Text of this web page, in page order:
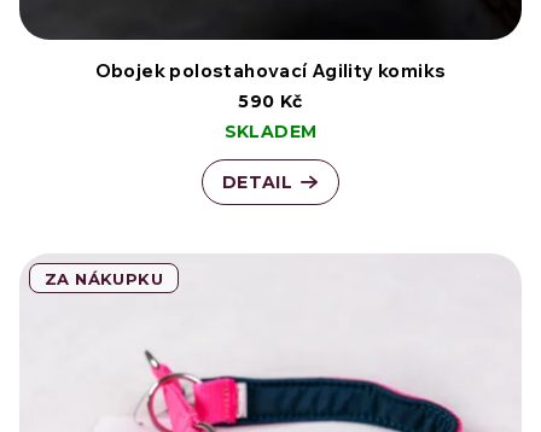
Obojek polostahovací Agility komiks
590 Kč
SKLADEM
DETAIL
ZA NÁKUPKU